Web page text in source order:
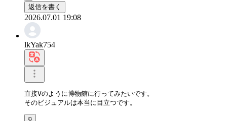
返信を書く
2026.07.01 19:08
lkYak754
直接Vのように博物館に行ってみたいです。
そのビジュアルは本当に目立つです。